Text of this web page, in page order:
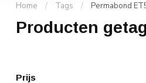
Home / Tags / Permabond
Producten
Prijs